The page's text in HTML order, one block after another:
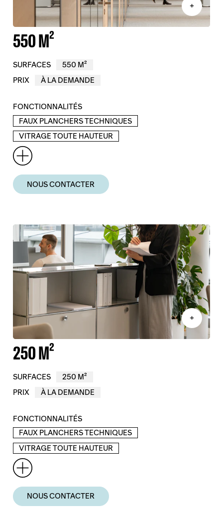
+
550 M²
SURFACES
550 M²
PRIX
À LA DEMANDE
FONCTIONNALITÉS
FAUX PLANCHERS TECHNIQUES
VITRAGE TOUTE HAUTEUR
NOUS CONTACTER
+
250 M²
SURFACES
250 M²
PRIX
À LA DEMANDE
FONCTIONNALITÉS
FAUX PLANCHERS TECHNIQUES
VITRAGE TOUTE HAUTEUR
NOUS CONTACTER